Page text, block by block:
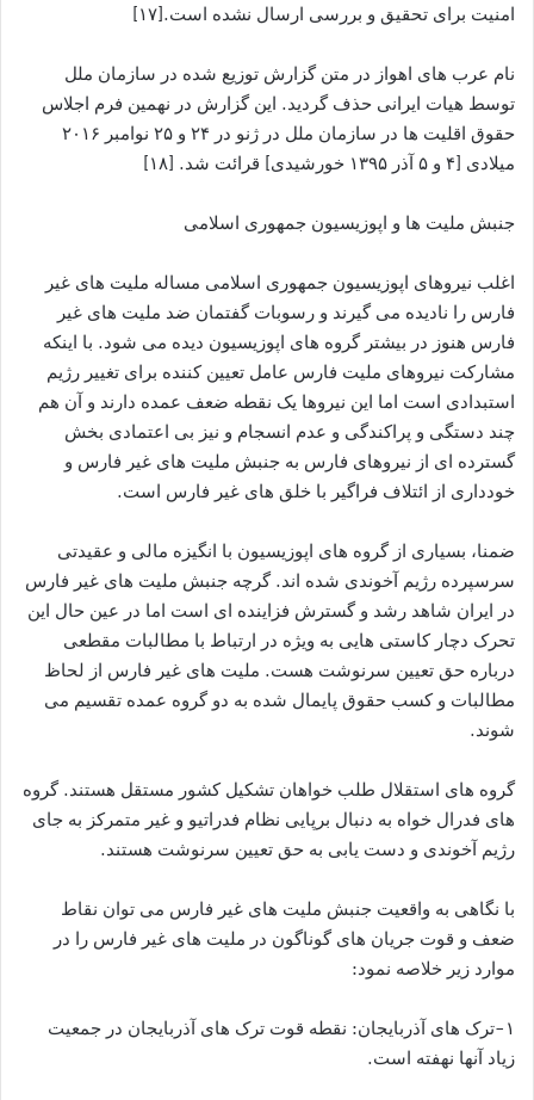
امنیت برای تحقیق و بررسی ارسال نشده است.[۱۷]
نام عرب های اهواز در متن گزارش توزیع شده در سازمان ملل
توسط هیات ایرانی حذف گردید. این گزارش در نهمین فرم اجلاس
حقوق اقلیت ها در سازمان ملل در ژنو در ۲۴ و ۲۵ نوامبر ۲۰۱۶
میلادی [۴ و ۵ آذر ۱۳۹۵ خورشیدی] قرائت شد. [۱۸]
جنبش ملیت ها و اپوزیسیون جمهوری اسلامی
اغلب نیروهای اپوزیسیون جمهوری اسلامی مساله ملیت های غیر
فارس را نادیده می گیرند و رسوبات گفتمان ضد ملیت های غیر
فارس هنوز در بیشتر گروه های اپوزیسیون دیده می شود. با اینکه
مشارکت نیروهای ملیت فارس عامل تعیین کننده برای تغییر رژیم
استبدادی است اما این نیروها یک نقطه ضعف عمده دارند و آن هم
چند دستگی و پراکندگی و عدم انسجام و نیز بی اعتمادی بخش
گسترده ای از نیروهای فارس به جنبش ملیت های غیر فارس و
خودداری از ائتلاف فراگیر با خلق های غیر فارس است.
ضمنا، بسیاری از گروه های اپوزیسیون با انگیزه مالی و عقیدتی
سرسپرده رژیم آخوندی شده اند. گرچه جنبش ملیت های غیر فارس
در ایران شاهد رشد و گسترش فزاینده ای است اما در عین حال این
تحرک دچار کاستی هایی به ویژه در ارتباط با مطالبات مقطعی
درباره حق تعیین سرنوشت هست. ملیت های غیر فارس از لحاظ
مطالبات و کسب حقوق پایمال شده به دو گروه عمده تقسیم می
شوند.
گروه های استقلال طلب خواهان تشکیل کشور مستقل هستند. گروه
های فدرال خواه به دنبال برپایی نظام فدراتیو و غیر متمرکز به جای
رژیم آخوندی و دست یابی به حق تعیین سرنوشت هستند.
با نگاهی به واقعیت جنبش ملیت های غیر فارس می توان نقاط
ضعف و قوت جریان های گوناگون در ملیت های غیر فارس را در
موارد زیر خلاصه نمود:
۱-ترک های آذربایجان: نقطه قوت ترک های آذربایجان در جمعیت
زیاد آنها نهفته است.